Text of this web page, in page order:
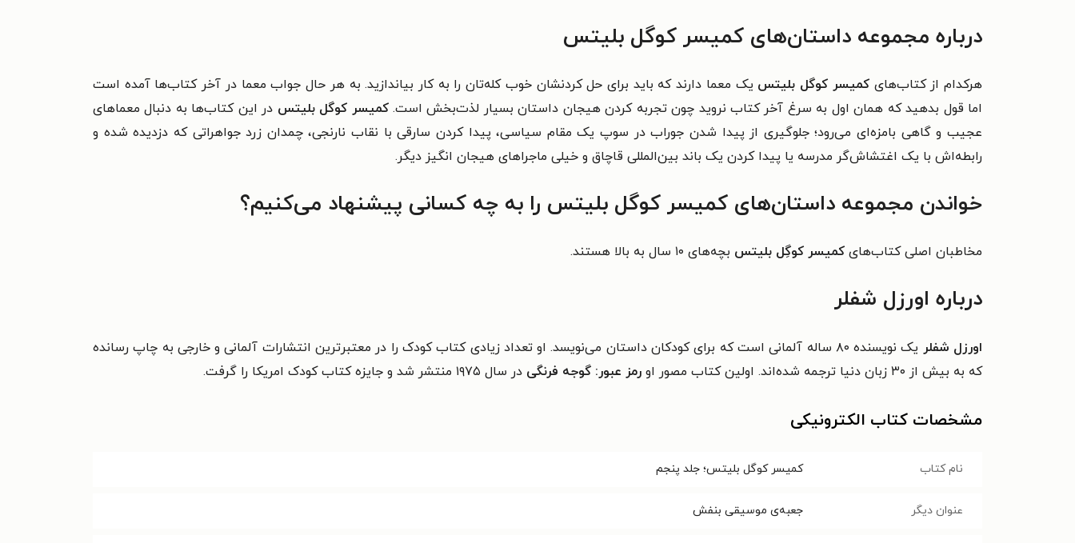
درباره مجموعه داستان‌های کمیسر کوگل بلیتس
هرکدام از کتاب‌هایکمیسر کوگل بلیتس یک معما دارند که باید برای حل کردنشان خوب کله‌تان را به کار بیاندازید. به هر حال جواب معما در آخر کتاب‌ها آمده است
اما قول بدهید که همان اول به سرغ آخر کتاب نروید چون تجربه کردن هیجان داستان بسیار لذت‌بخش است.کمیسر کوگل بلیتس در این کتاب‌ها به دنبال معماهای
عجیب و گاهی بامزه‌ای می‌رود؛ جلوگیری از پیدا شدن جوراب در سوپ یک مقام سیاسی، پیدا کردن سارقی با نقاب نارنجی، چمدان زرد جواهراتی که دزدیده شده و
رابطه‌اش با یک اغتشاش‌گر مدرسه یا پیدا کردن یک باند بین‌المللی قاچاق و خیلی ماجراهای هیجان انگیز دیگر.
خواندن مجموعه داستان‌های کمیسر کوگل بلیتس را به چه کسانی پیشنهاد می‌کنیم؟
مخاطبان اصلی کتاب‌های کمیسر کوگِل بلیتس بچه‌های ۱۰ سال به بالا هستند.
درباره اورزل شفلر
اورزل شفلر
یک نویسنده ۸۰ ساله آلمانی است که برای کودکان داستان می‌نویسد. او تعداد زیادی کتاب کودک را در معتبرترین انتشارات آلمانی و خارجی به چاپ رسانده
که به بیش از ۳۰ زبان دنیا ترجمه شده‌اند. اولین کتاب مصور او
رمز عبور: گوجه فرنگی در سال ۱۹۷۵ منتشر شد و جایزه کتاب کودک امریکا را گرفت.
مشخصات کتاب الکترونیکی
نام کتاب کمیسر کوگل بلیتس؛ جلد پنجم
عنوان دیگر جعبه‌ی موسیقی بنفش